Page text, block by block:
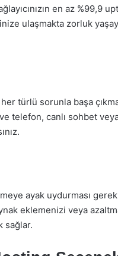
en az %99,9
ulaşmakta zorluk
türlü sorunla başa
telefon, canlı sohbet
ayak uydurması
eklemenizi veya
sağlar.